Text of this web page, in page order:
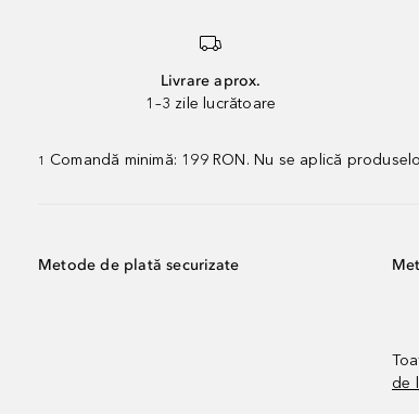
Livrare aprox.
1–3 zile lucrătoare
1 Comandă minimă: 199 RON. Nu se aplică
Metode de plată securizate
de